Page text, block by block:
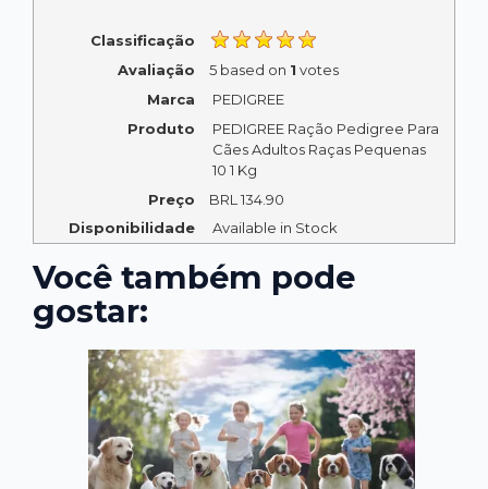
Classificação
Avaliação
5based on 1 votes
Marca
PEDIGREE
Produto
PEDIGREE Ração Pedigree Para
Cães Adultos Raças Pequenas
10 1 Kg
Preço
BRL 134.90
Disponibilidade
Available in Stock
Você também pode
gostar: